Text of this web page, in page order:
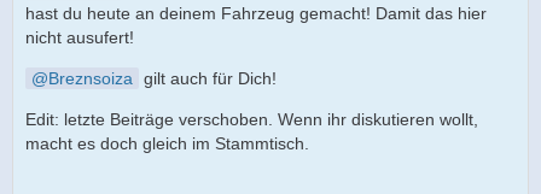
hast du heute an deinem Fahrzeug gemacht! Damit das hier
nicht ausufert!
Breznsoiza gilt auch für Dich!
Edit: letzte Beiträge verschoben. Wenn ihr diskutieren wollt,
macht es doch gleich im Stammtisch.